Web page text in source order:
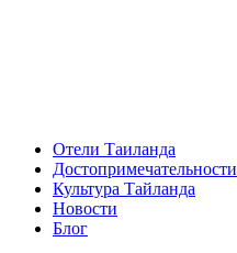
Отели Таиланда
Достопримечательности
Культура Тайланда
Новости
Блог